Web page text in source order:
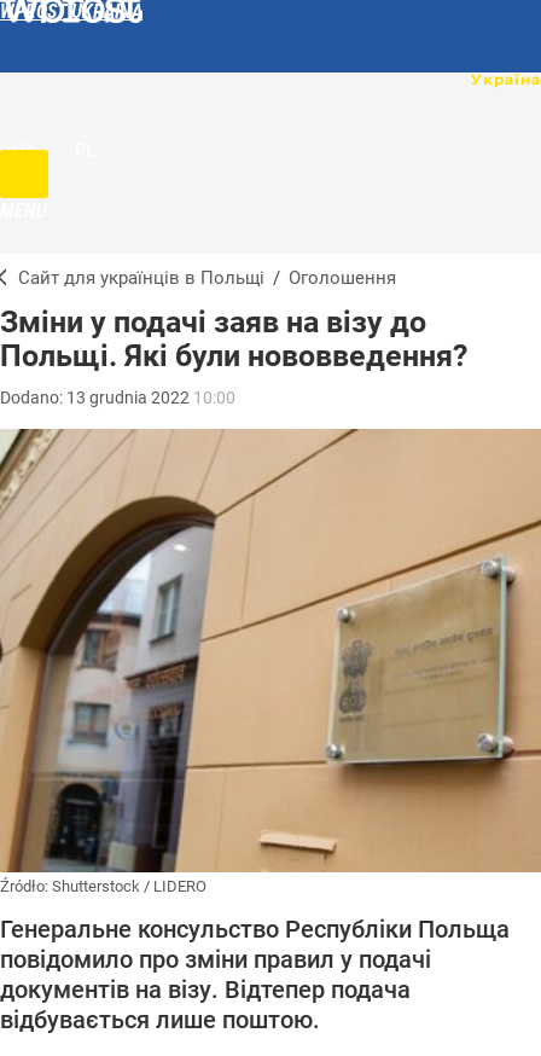
WPROST UKRAINA
UA
Сайт для українців в Польщі / Оголошення
Зміни у подачі заяв на візу до
Польщі. Які були нововведення?
Dodano: 13 grudnia 2022 10:00
Źródło: Shutterstock / LIDERO
Генеральне консульство Республіки Польща
повідомило про зміни правил у подачі
документів на візу. Відтепер подача
відбувається лише поштою.